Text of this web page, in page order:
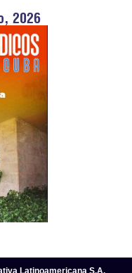
2026
Latinoamericana S.A.